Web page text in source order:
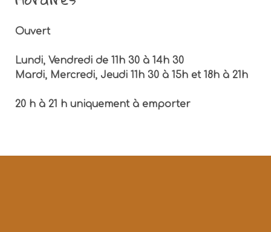
Ouvert
Lundi, Vendredi de 11h 30 à 14h 30
Mardi, Mercredi, Jeudi 11h 30 à 15h et 18h à 21h
20 h à 21 h uniquement à emporter